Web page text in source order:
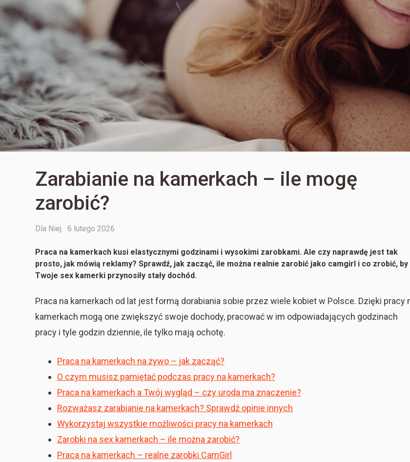
Zarabianie na kamerkach – ile mogę
zarobić?
Categories
Dla Niej
Posted
6 lutego 2026
Praca na kamerkach kusi elastycznymi godzinami i wysokimi zarobkami. Ale czy naprawdę jest tak
prosto, jak mówią reklamy? Sprawdź, jak zacząć, ile można realnie zarobić jako camgirl i co zrobić, by
Twoje sex kamerki przynosiły stały dochód.
Praca na kamerkach od lat jest formą dorabiania sobie przez wiele kobiet w Polsce. Dzięki pracy
kamerkach mogą one zwiększyć swoje dochody, pracować w im odpowiadających godzinach
pracy i tyle godzin dziennie, ile tylko mają ochotę.
Praca na kamerkach na żywo – jak zacząć?
O czym musisz pamiętać podczas pracy na kamerkach?
Praca na kamerkach a Twój wygląd – czy uroda ma znaczenie?
Rozważasz zarabianie na kamerkach? Sprawdź opinie innych
Wykorzystaj wszystkie możliwości pracy na kamerkach
Zarobki na sex kamerkach – ile można zarobić?
Praca na kamerkach – realne zarobki CamGirl